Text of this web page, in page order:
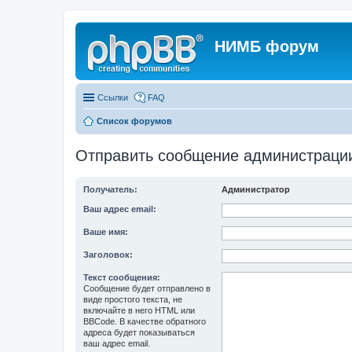
НИМБ форум
Ссылки FAQ
Список форумов
Отправить сообщение
Получатель: Администратор
Ваш адрес email:
Ваше имя:
Заголовок:
Текст сообщения:
Сообщение будет отправлено в
виде простого текста, не
включайте в него HTML или
BBCode. В качестве обратного
адреса будет показываться
ваш адрес email.